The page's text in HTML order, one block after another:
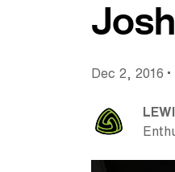
Dec 2, 2016 •